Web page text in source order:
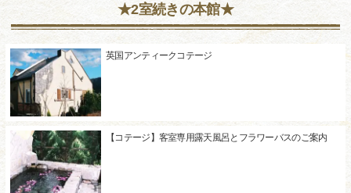
★2室続きの本館★
英国アンティークコテージ
【コテージ】客室専用露天風呂とフラワーバスのご案内